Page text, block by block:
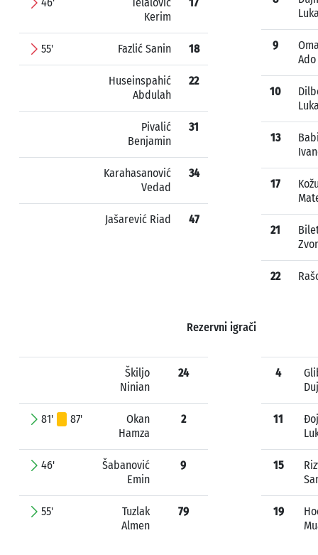
Kerim
55' Fazlić Sanin 18
Huseinspahić
Abdulah
22
Pivalić
Benjamin
31
Karahasanović
Vedad
34
Jašarević Riad 47
9
Ado
10
13
17
21
22
Rezervni igrači
Škiljo
Ninian
24
81' 87'
Okan
Hamza
2
46'
Šabanović
Emin
9
55'
Tuzlak
Almen
79
4
11
15
19